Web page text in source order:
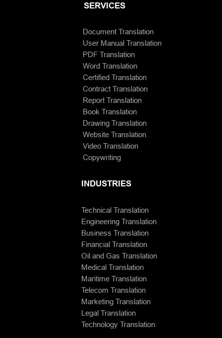
SERVICES
Document Translation
User Manual Translation
PDF Translation
Word Translation
Certified Translation
Contract Translation
Report Translation
Book Translation
Drawing Translation
Website Translation
Video Translation
Copywriting
INDUSTRIES
Technical Translation
Engineering Translation
Business Translation
Financial Translation
Oil and Gas Translation
Medical Translation
Maritime Translation
Telecom Translation
Marketing Translation
Legal Translation
Technology Translation